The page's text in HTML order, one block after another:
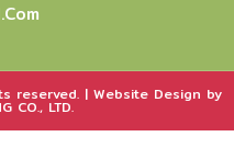
reserved. | Website Design by
CO., LTD.